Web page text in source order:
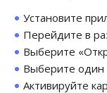
Установите
Перейдите в
Выберите
Выберите один
Активируйте